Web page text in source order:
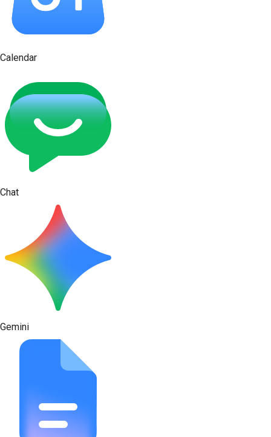
Calendar
Chat
Gemini